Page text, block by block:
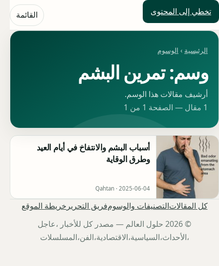
تخطي إلى المحتوى
حلول العالم القائمة
الرئيسية › الوسوم
وسم: تمرين البشم
أرشيف مقالات هذا الوسم.
1 مقال — الصفحة 1 من 1
أسباب البشم والانتفاخ في أيام العيد
وطرق الوقاية
Qahtan · 2025-06-04
كل المقالاتالتصنيفات والوسومفريق التحرير خريطة الموقع
© 2026 حلول العالم — مصدر كل للأخبار ،عاجل
،الأحداث،السياسية،الاقتصادية،الفن،المسلسلات